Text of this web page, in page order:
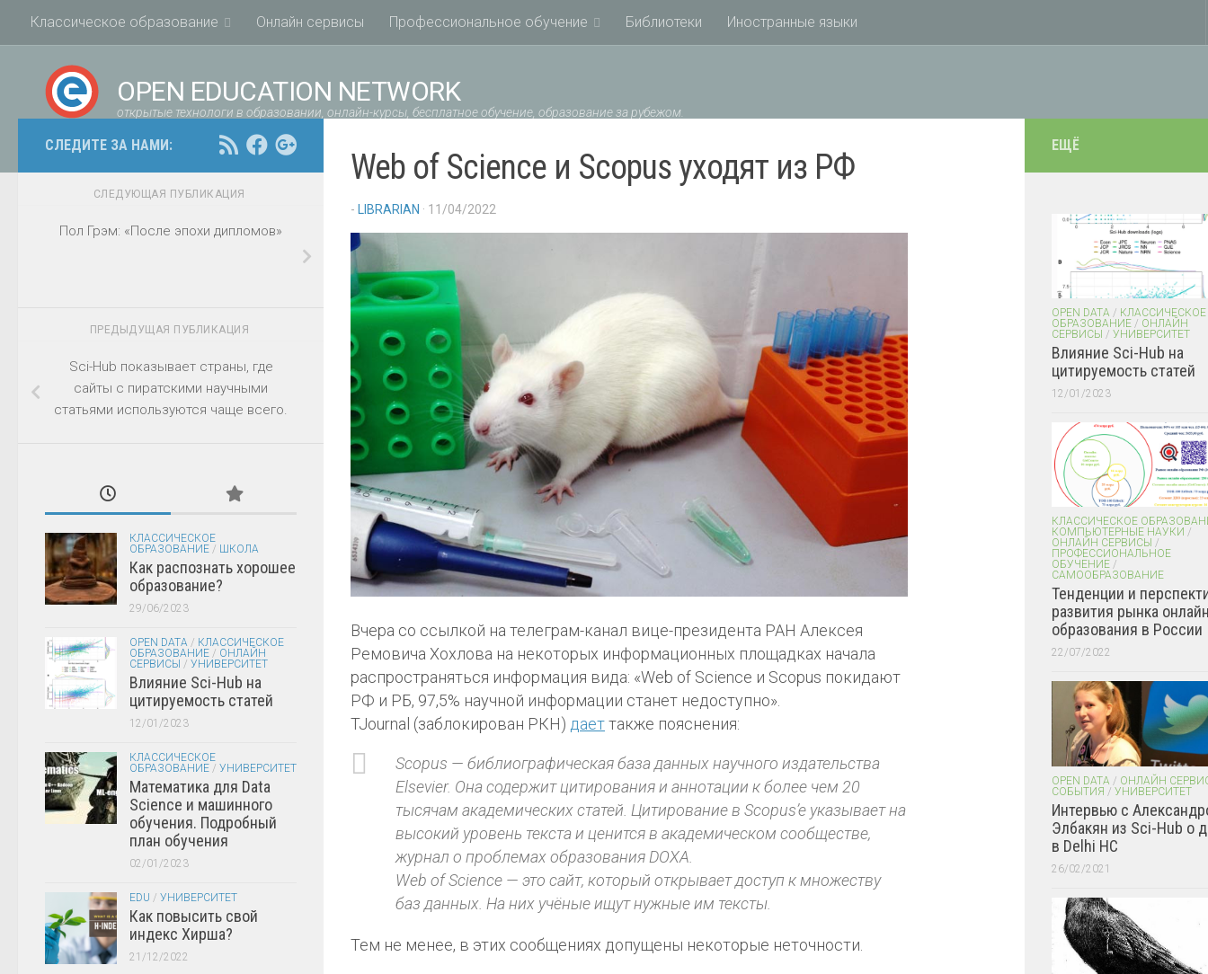
Классическое образование Онлайн сервисы Профессиональное обучение Библиотеки Иностранные языки
OPEN EDUCATION NETWORK
открытые технологи в образовании, онлайн-курсы, бесплатное обучение, образование за рубежом.
Web of Science и Scopus уходят из РФ
- LIBRARIAN · 11/04/2022
Вчера со ссылкой на телеграм-канал вице-президента РАН Алексея
Ремовича Хохлова на некоторых информационных площадках начала
распространяться информация вида: «Web of Science и Scopus покидают
РФ и РБ, 97,5% научной информации станет недоступно».
TJournal (заблокирован РКН) даеттакже пояснения:
Scopus — библиографическая база данных научного издательства
Elsevier. Она содержит цитирования и аннотации к более чем 20
тысячам академических статей. Цитирование в Scopus’e указывает на
высокий уровень текста и ценится в академическом сообществе,
журнал о проблемах образования DOXA.
Web of Science — это сайт, который открывает доступ к множеству
баз данных. На них учёные ищут нужные им тексты.
Тем не менее, в этих сообщениях допущены некоторые неточности.
СЛЕДИТЕ ЗА НАМИ:
СЛЕДУЮЩАЯ ПУБЛИКАЦИЯ
Пол Грэм: «После эпохи дипломов»
ПРЕДЫДУЩАЯ ПУБЛИКАЦИЯ
Sci-Hub показывает страны, где
сайты c пиратскими научными
статьями используются чаще всего.
КЛАССИЧЕСКОЕ
ОБРАЗОВАНИЕ / ШКОЛА
Как распознать хорошее
образование?
29/06/2023
OPEN DATA / КЛАССИЧЕСКОЕ
ОБРАЗОВАНИЕ / ОНЛАЙН
СЕРВИСЫ / УНИВЕРСИТЕТ
Влияние Sci-Hub на
цитируемость статей
12/01/2023
КЛАССИЧЕСКОЕ
ОБРАЗОВАНИЕ / УНИВЕРСИТЕТ
Математика для Data
Science и машинного
обучения. Подробный
план обучения
02/01/2023
EDU / УНИВЕРСИТЕТ
Как повысить свой
индекс Хирша?
21/12/2022
ЕЩЁ
OPEN DATA / КЛАССИЧЕСКОЕ
ОБРАЗОВАНИЕ / ОНЛАЙН
СЕРВИСЫ / УНИВЕРСИТЕТ
Влияние Sci-Hub на
цитируемость статей
12/01/2023
КЛАССИЧЕСКОЕ
КОМПЬЮТЕРНЫЕ НАУКИ /
ОНЛАЙН СЕРВИСЫ /
ПРОФЕССИОНАЛЬНОЕ
ОБУЧЕНИЕ /
САМООБРАЗОВАНИЕ
Тенденции и
развития рынка
образования в России
22/07/2022
OPEN DATA / ОНЛАЙН
СОБЫТИЯ / УНИВЕРСИТЕТ
Интервью с
Элбакян из Sci-Hub о
в Delhi HC
26/02/2021